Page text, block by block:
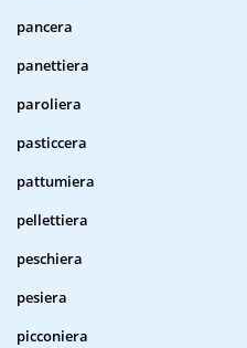
pancera
panettiera
paroliera
pasticcera
pattumiera
pellettiera
peschiera
pesiera
picconiera